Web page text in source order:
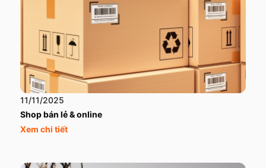
11/11/2025
Shop bán lẻ & online
Xem chi tiết